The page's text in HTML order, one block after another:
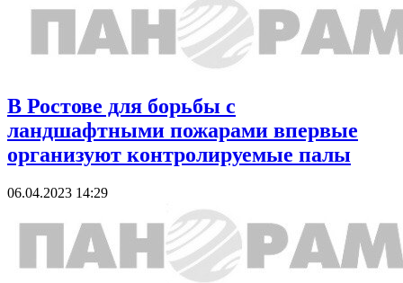
В Ростове для борьбы с
ландшафтными пожарами впервые
организуют контролируемые палы
06.04.2023 14:29